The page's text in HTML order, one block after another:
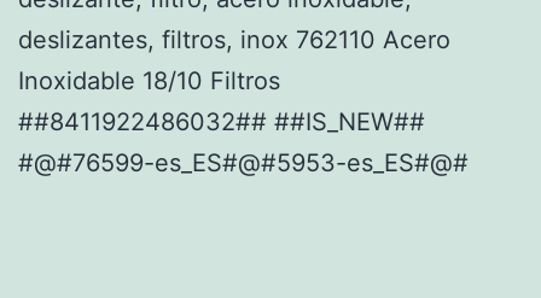
deslizantes, filtros, inox 762110 Acero
Inoxidable 18/10 Filtros
##8411922486032## ##IS_NEW##
#@#76599-es_ES#@#5953-es_ES#@#